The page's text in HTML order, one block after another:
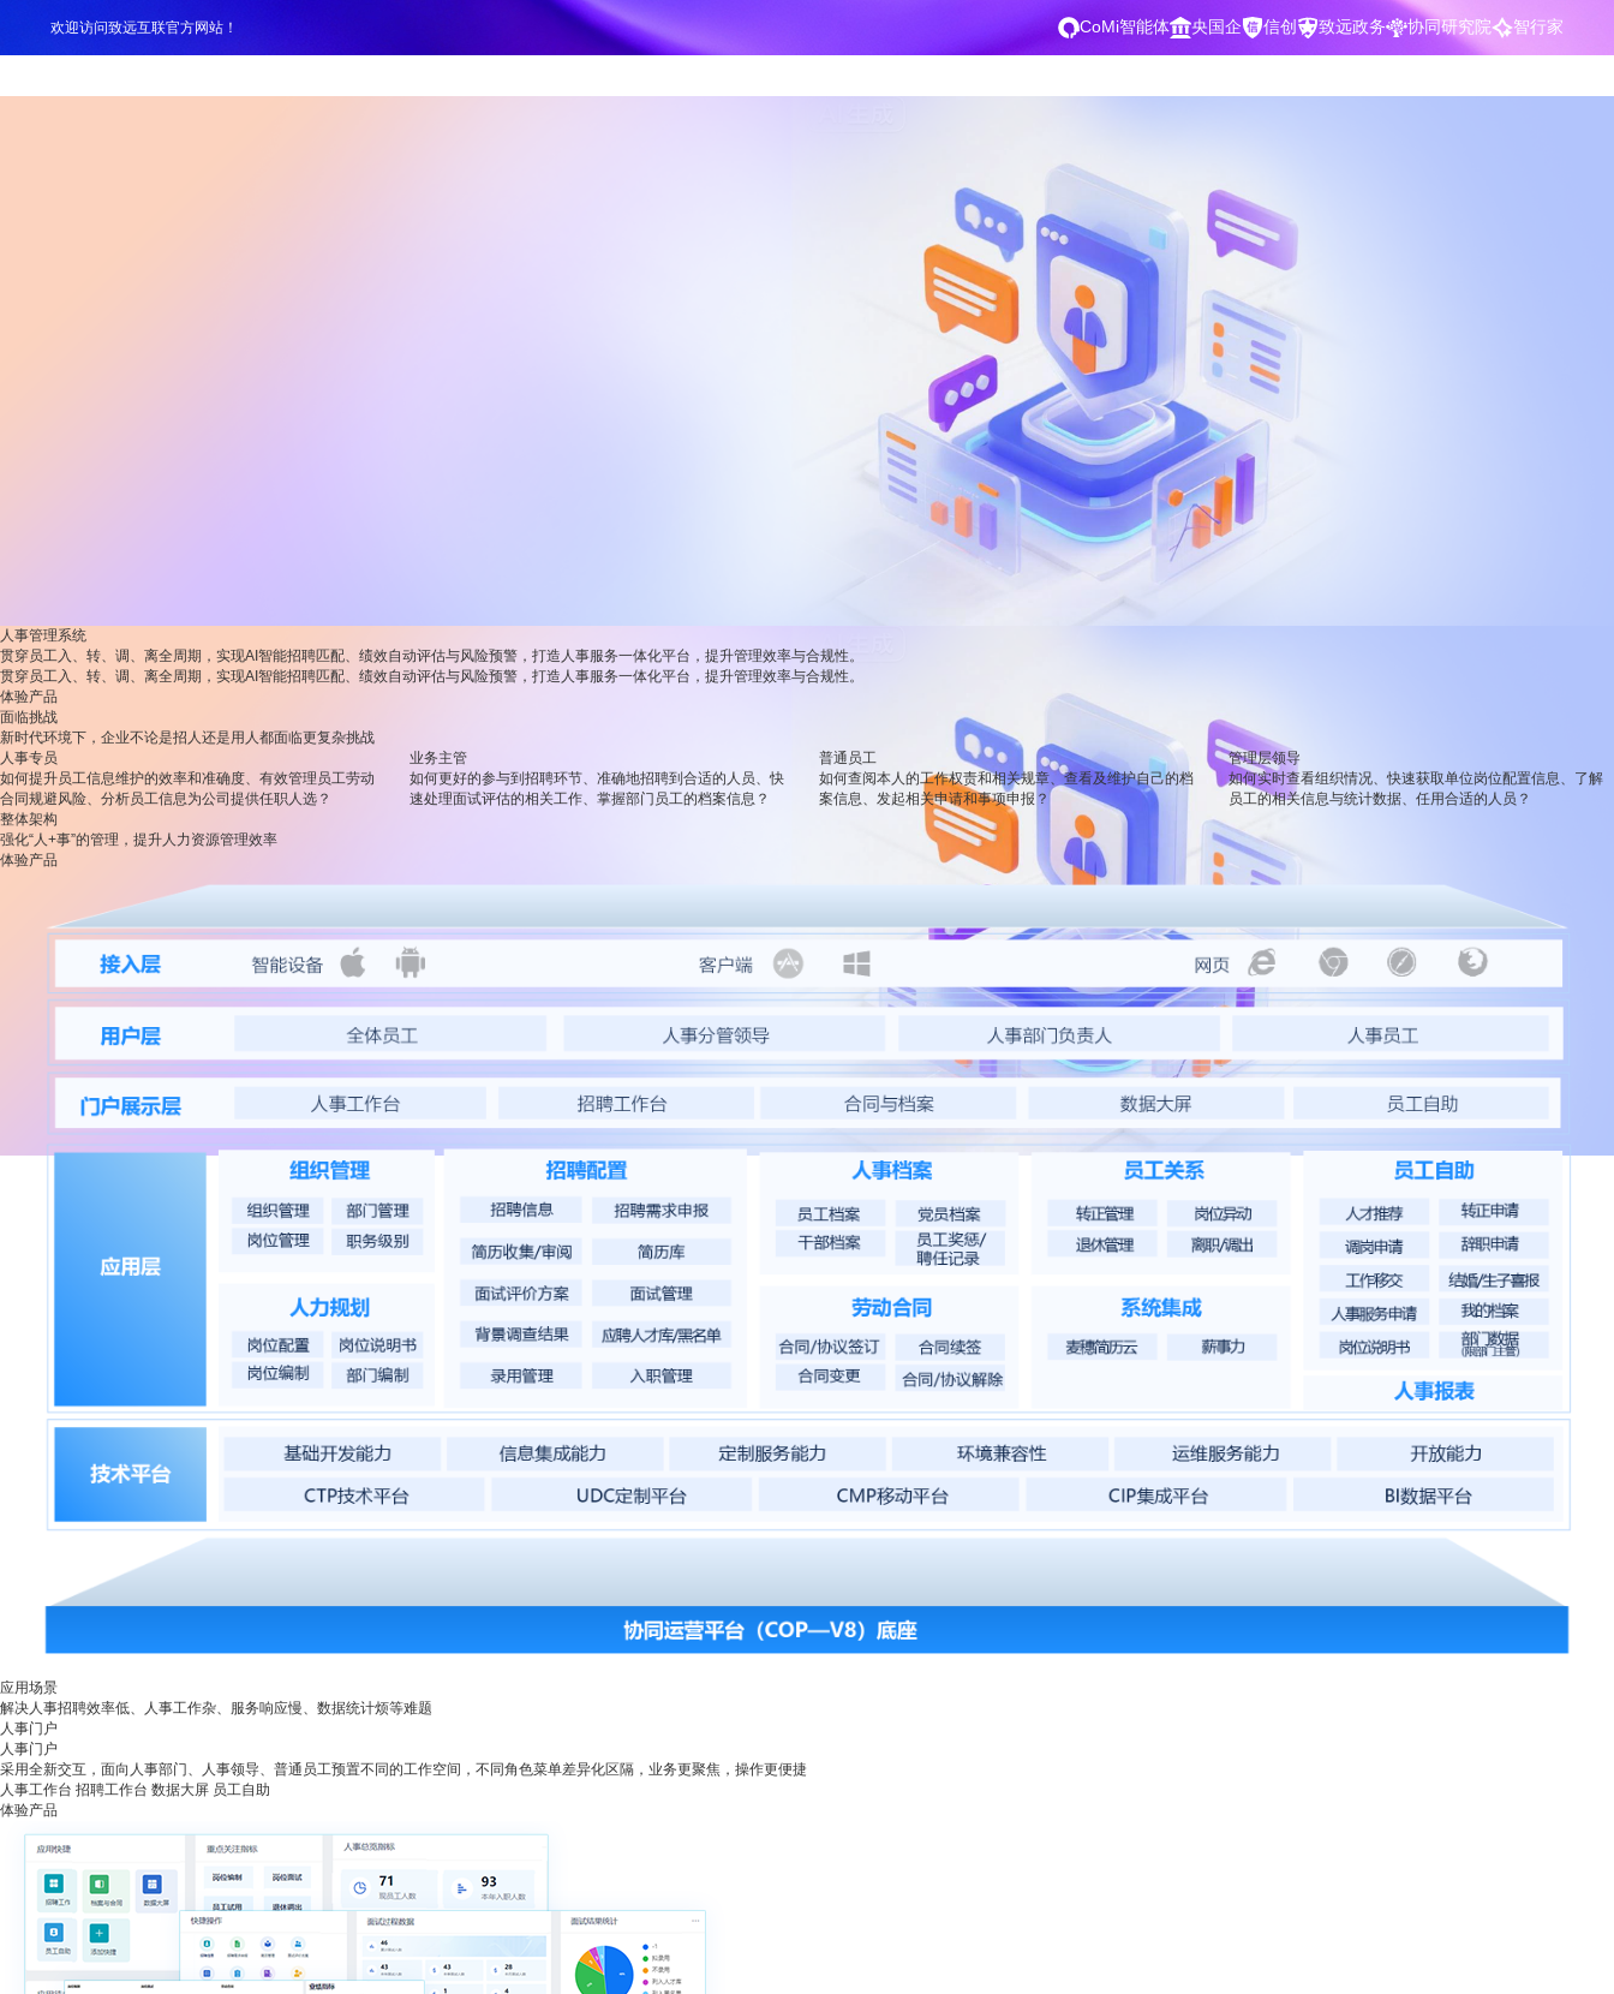
欢迎访问致远互联官方网站！ CoMi智能体 央国企 信创 致远政务 协同研究院 智行家
智能知识库
智能创作、问答与辅助审批 智能问数，精准权限管控
CoMi APP
全新的移动智能超级秘书
CoMi 智能门户
Agent驱动，千人千面，高效办公
滚动查看更多
AI智能办公
AI-COP助力协同运营数智化 数字化全连接，驱动营销智能决策
文事会一体化
多元应用汇聚 数智办公
数字化办公
让数字资产为企业运营管理决策提供
依据
专精特新
助力专精特新企业实力进阶
中小企业解决方案
构建一体化协同运营管理平台
集团管控
支撑集团治理、控制与宏观管理
智能风控合规
八位一体，智能风控合规管理
穿透式智能科技
全级次穿透，数智驱动科技管理
人事管理系统
贯穿员工入、转、调、离全周期，实现AI智能招聘匹配、绩效自动评估与风险预警，打造人事服务一体化平台，提升管理效率与合规性。
贯穿员工入、转、调、离全周期，实现AI智能招聘匹配、绩效自动评估与风险预警，打造人事服务一体化平台，提升管理效率与合规性。
体验产品
面临挑战
新时代环境下，企业不论是招人还是用人都面临更复杂挑战
人事专员
如何提升员工信息维护的效率和准确度、有效管理员工劳动
合同规避风险、分析员工信息为公司提供任职人选？
业务主管
如何更好的参与到招聘环节、准确地招聘到合适的人员、快
速处理面试评估的相关工作、掌握部门员工的档案信息？
普通员工
如何查阅本人的工作权责和相关规章、查看及维护自己的档
案信息、发起相关申请和事项申报？
管理层领导
如何实时查看组织情况、快速获取单位岗位配置信息、了解
员工的相关信息与统计数据、任用合适的人员？
整体架构
强化“人+事”的管理，提升人力资源管理效率
体验产品
应用场景
解决人事招聘效率低、人事工作杂、服务响应慢、数据统计烦等难题
人事门户
人事门户
采用全新交互，面向人事部门、人事领导、普通员工预置不同的工作空间，不同角色菜单差异化区隔，业务更聚焦，操作更便捷
人事工作台 招聘工作台 数据大屏 员工自助
体验产品